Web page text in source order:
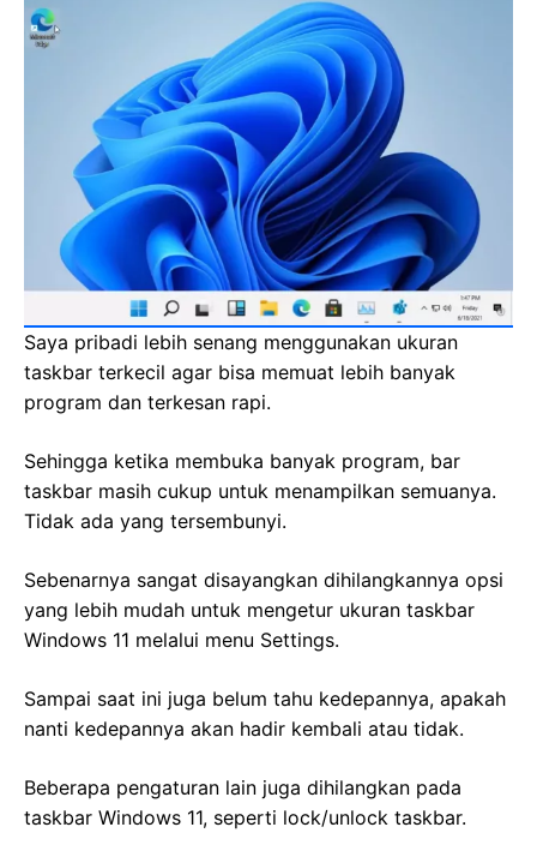
Saya pribadi lebih senang menggunakan ukuran
taskbar terkecil agar bisa memuat lebih banyak
program dan terkesan rapi.
Sehingga ketika membuka banyak program, bar
taskbar masih cukup untuk menampilkan semuanya.
Tidak ada yang tersembunyi.
Sebenarnya sangat disayangkan dihilangkannya opsi
yang lebih mudah untuk mengetur ukuran taskbar
Windows 11 melalui menu Settings.
Sampai saat ini juga belum tahu kedepannya, apakah
nanti kedepannya akan hadir kembali atau tidak.
Beberapa pengaturan lain juga dihilangkan pada
taskbar Windows 11, seperti lock/unlock taskbar.